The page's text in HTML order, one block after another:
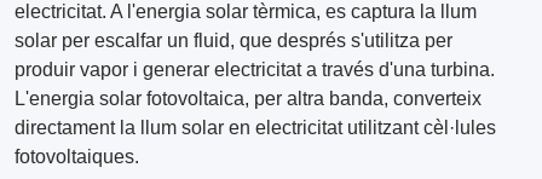
electricitat. A l'energia solar tèrmica, es captura la llum
solar per escalfar un fluid, que després s'utilitza per
produir vapor i generar electricitat a través d'una turbina.
L'energia solar fotovoltaica, per altra banda, converteix
directament la llum solar en electricitat utilitzant cèl·lules
fotovoltaiques.